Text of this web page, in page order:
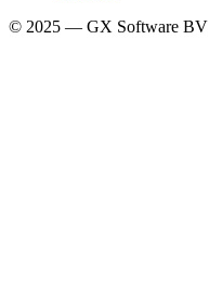
© 2025 — GX Software BV